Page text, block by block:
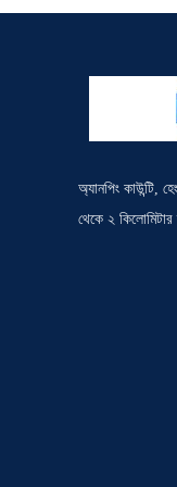
অ্যানপিং কাউন্টি,
থেকে ২ কিলোমিটার